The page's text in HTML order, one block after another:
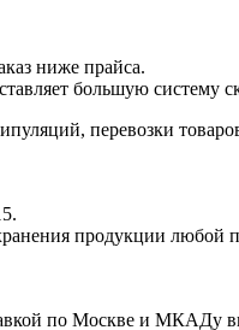
ниже прайса.
большую систему
перевозки
продукции любой
по Москве и МКАДу